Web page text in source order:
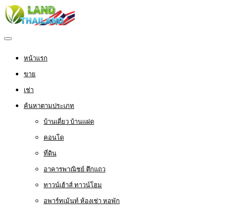
หน้าแรก
ขาย
เช่า
ค้นหาตามประเภท
บ้านเดี่ยว บ้านแฝด
คอนโด
ที่ดิน
อาคารพาณิชย์ ตึกแถว
ทาวน์เฮ้าส์ ทาวน์โฮม
อพาร์ทเม้นท์ ห้องเช่า หอพัก